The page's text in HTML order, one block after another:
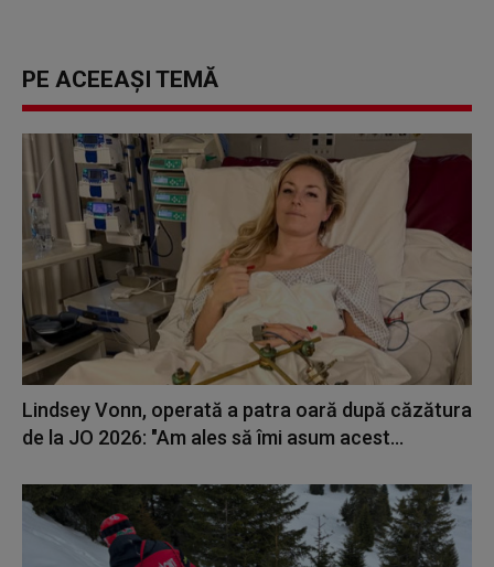
PE ACEEAȘI TEMĂ
Lindsey Vonn, operată a patra oară după căzătura
de la JO 2026: "Am ales să îmi asum acest...